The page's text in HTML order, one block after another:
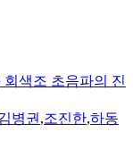
색조 초음파의 진
병권,조진한,하동